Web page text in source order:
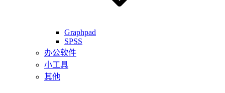
Graphpad
SPSS
办公软件
小工具
其他